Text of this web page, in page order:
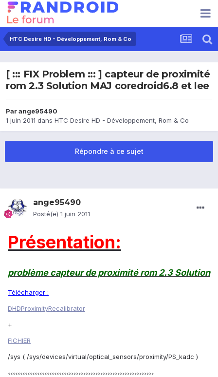
HTC Desire HD - Développement, Rom & Co
[ ::: FIX Problem ::: ] capteur de proximité
rom 2.3 Solution MAJ coredroid6.8 et lee
Parange95490
1 juin 2011 dans HTC Desire HD - Développement, Rom & Co
Répondre à ce sujet
ange95490
Posté(e) 1 juin 2011
Présentation:
problème capteur de proximité rom 2.3 Solution
Télécharger :
DHDProximityRecalibrator
+
FICHIER
/sys ( /sys/devices/virtual/optical_sensors/proximity/PS_kadc )
<<<<<<<<<<<<<<<<<<<<<<<<<>>>>>>>>>>>>>>>>>>>>>>>>>>>>>>>>>>>